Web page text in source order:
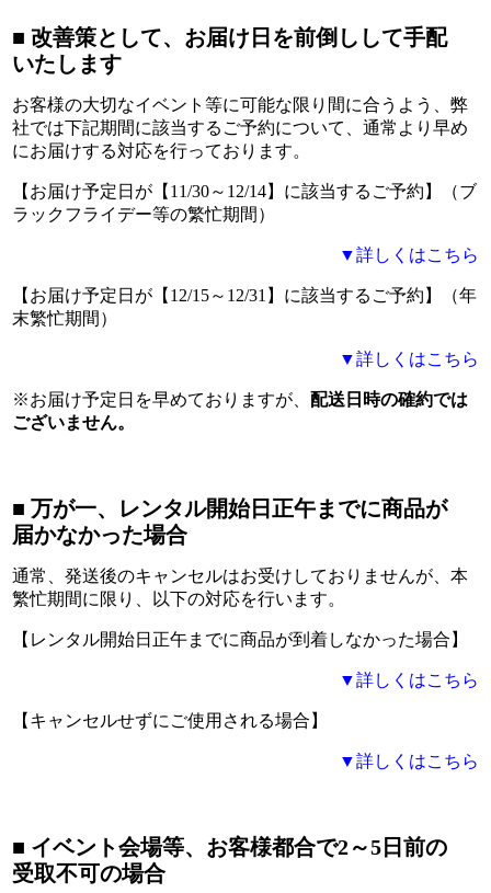
■ 改善策として、お届け日を前倒しして手配
いたします
お客様の大切なイベント等に可能な限り間に合うよう、弊
社では下記期間に該当するご予約について、通常より早め
にお届けする対応を行っております。
【お届け予定日が【11/30～12/14】に該当するご予約】
（ブ
ラックフライデー等の繁忙期間）
▼詳しくはこちら
【お届け予定日が【12/15～12/31】に該当するご予約】
（年
末繁忙期間）
▼詳しくはこちら
※お届け予定日を早めておりますが、配送日時の確約では
ございません。
■ 万が一、レンタル開始日正午までに商品が
届かなかった場合
通常、発送後のキャンセルはお受けしておりませんが、本
繁忙期間に限り、以下の対応を行います。
【レンタル開始日正午までに商品が到着しなかった場合】
▼詳しくはこちら
【キャンセルせずにご使用される場合】
▼詳しくはこちら
■ イベント会場等、お客様都合で2～5日前の
受取不可の場合